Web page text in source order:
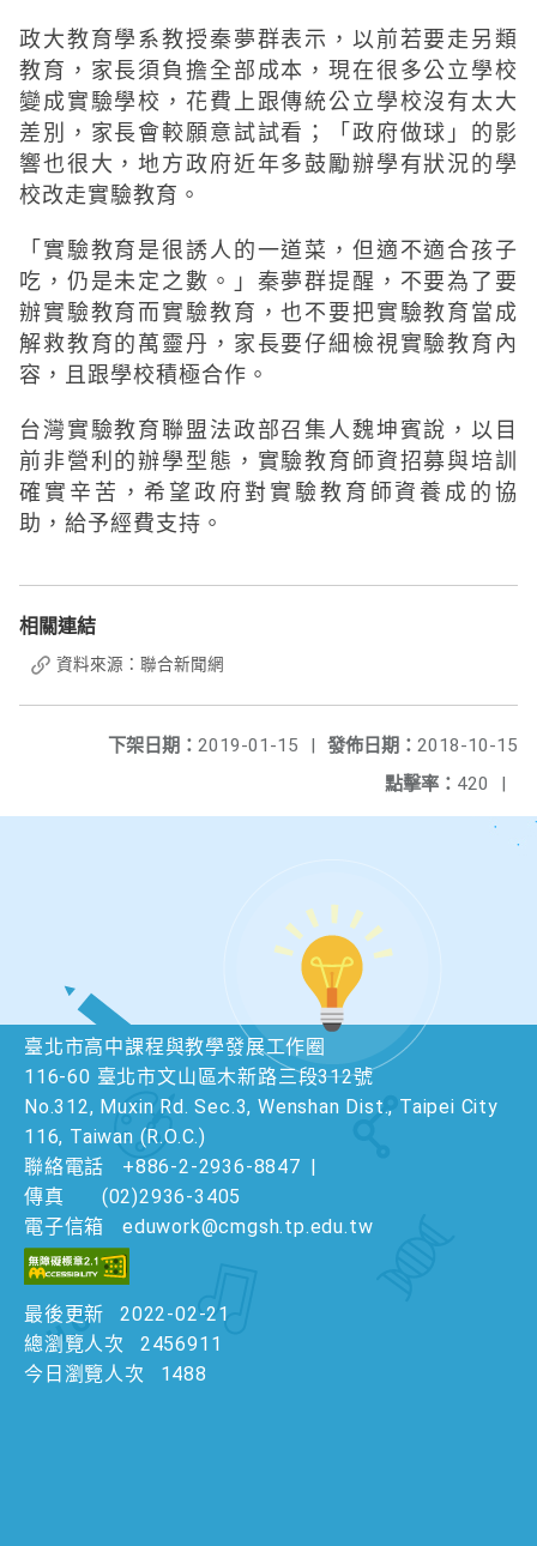
政大教育學系教授秦夢群表示，以前若要走另類
教育，家長須負擔全部成本，現在很多公立學校
變成實驗學校，花費上跟傳統公立學校沒有太大
差別，家長會較願意試試看；「政府做球」的影
響也很大，地方政府近年多鼓勵辦學有狀況的學
校改走實驗教育。
「實驗教育是很誘人的一道菜，但適不適合孩子
吃，仍是未定之數。」秦夢群提醒，不要為了要
辦實驗教育而實驗教育，也不要把實驗教育當成
解救教育的萬靈丹，家長要仔細檢視實驗教育內
容，且跟學校積極合作。
台灣實驗教育聯盟法政部召集人魏坤賓說，以目
前非營利的辦學型態，實驗教育師資招募與培訓
確實辛苦，希望政府對實驗教育師資養成的協
助，給予經費支持。
相關連結
資料來源：聯合新聞網
發佈日期： 2018-10-15
下架日期： 2019-01-15
|
點擊率： 420 |
臺北市高中課程與教學發展工作圈
116-60 臺北市文山區木新路三段312號
No.312, Muxin Rd. Sec.3, Wenshan Dist., Taipei City
116, Taiwan (R.O.C.)
聯絡電話
+886-2-2936-8847
傳真
(02)2936-3405
電子信箱
eduwork@cmgsh.tp.edu.tw
最後更新
2022-02-21
總瀏覽人次
2456911
今日瀏覽人次
1488